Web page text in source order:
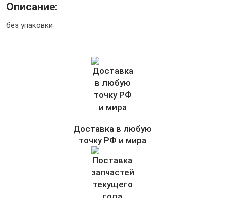
Описание:
без упаковки
Доставка в любую
точку РФ и мира